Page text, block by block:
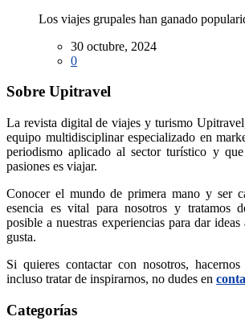
Los viajes grupales han ganado
30 octubre, 2024
0
Sobre Upitravel
La revista digital de viajes y turismo
equipo multidisciplinar especializado en
periodismo aplicado al sector turístico y
pasiones es viajar.
Conocer el mundo de primera mano y ser
esencia es vital para nosotros y tratamos
posible a nuestras experiencias para dar
gusta.
Si quieres contactar con nosotros,
incluso tratar de inspirarnos, no dudes en
Categorías